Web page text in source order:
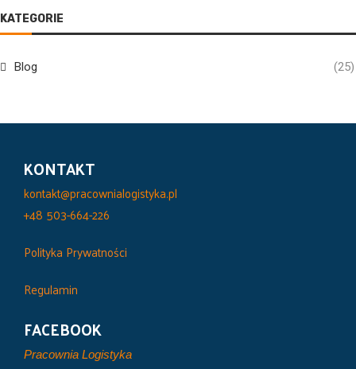
KATEGORIE
Blog (25)
KONTAKT
kontakt@pracownialogistyka.pl
+48 503-664-226
Polityka Prywatności
Regulamin
FACEBOOK
Pracownia Logistyka